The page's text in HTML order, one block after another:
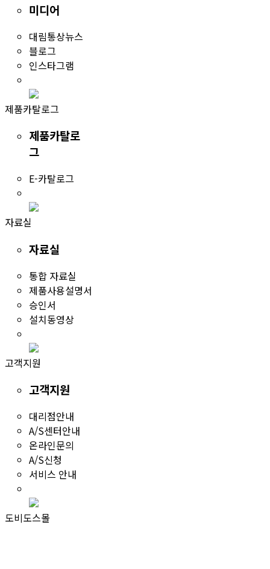
미디어
대림통상뉴스
블로그
인스타그램
제품카탈로그
제품카탈로
그
E-카탈로그
자료실
자료실
통합 자료실
제품사용설명서
승인서
설치동영상
고객지원
고객지원
대리점안내
A/S센터안내
온라인문의
A/S신청
서비스 안내
도비도스몰